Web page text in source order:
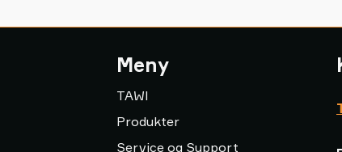
Meny
TAWI
Produkter
Service og Support